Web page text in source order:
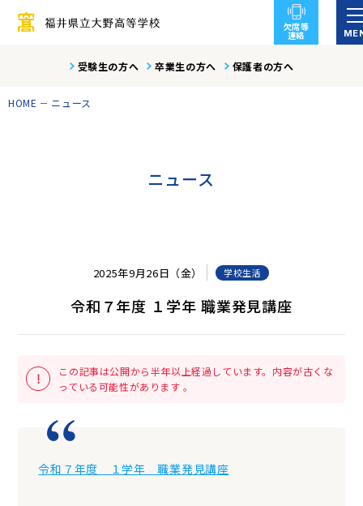
受験生の方へ 卒業生の方へ 保護者の方へ
欠席等
連絡
HOME ニュース
ニュース
2025年9月26日（金） 学校生活
令和７年度 １学年 職業発見講座
この記事は公開から半年以上経過しています。内容が古くな
っている可能性があります 。
令和７年度 １学年 職業発見講座